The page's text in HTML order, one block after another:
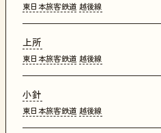
東日本旅客鉄道 越後線
上所
東日本旅客鉄道 越後線
小針
東日本旅客鉄道 越後線